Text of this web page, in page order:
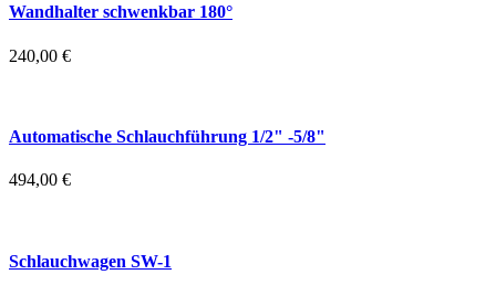
Wandhalter schwenkbar 180°
240,00 €
Automatische Schlauchführung 1/2" -5/8"
494,00 €
Schlauchwagen SW-1